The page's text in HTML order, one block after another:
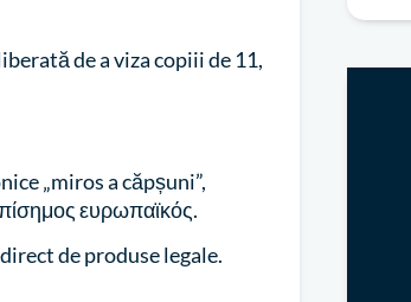
de a viza copiii de 11,
„miros a căpșuni”,
ευρωπαϊκός.
de produse legale.